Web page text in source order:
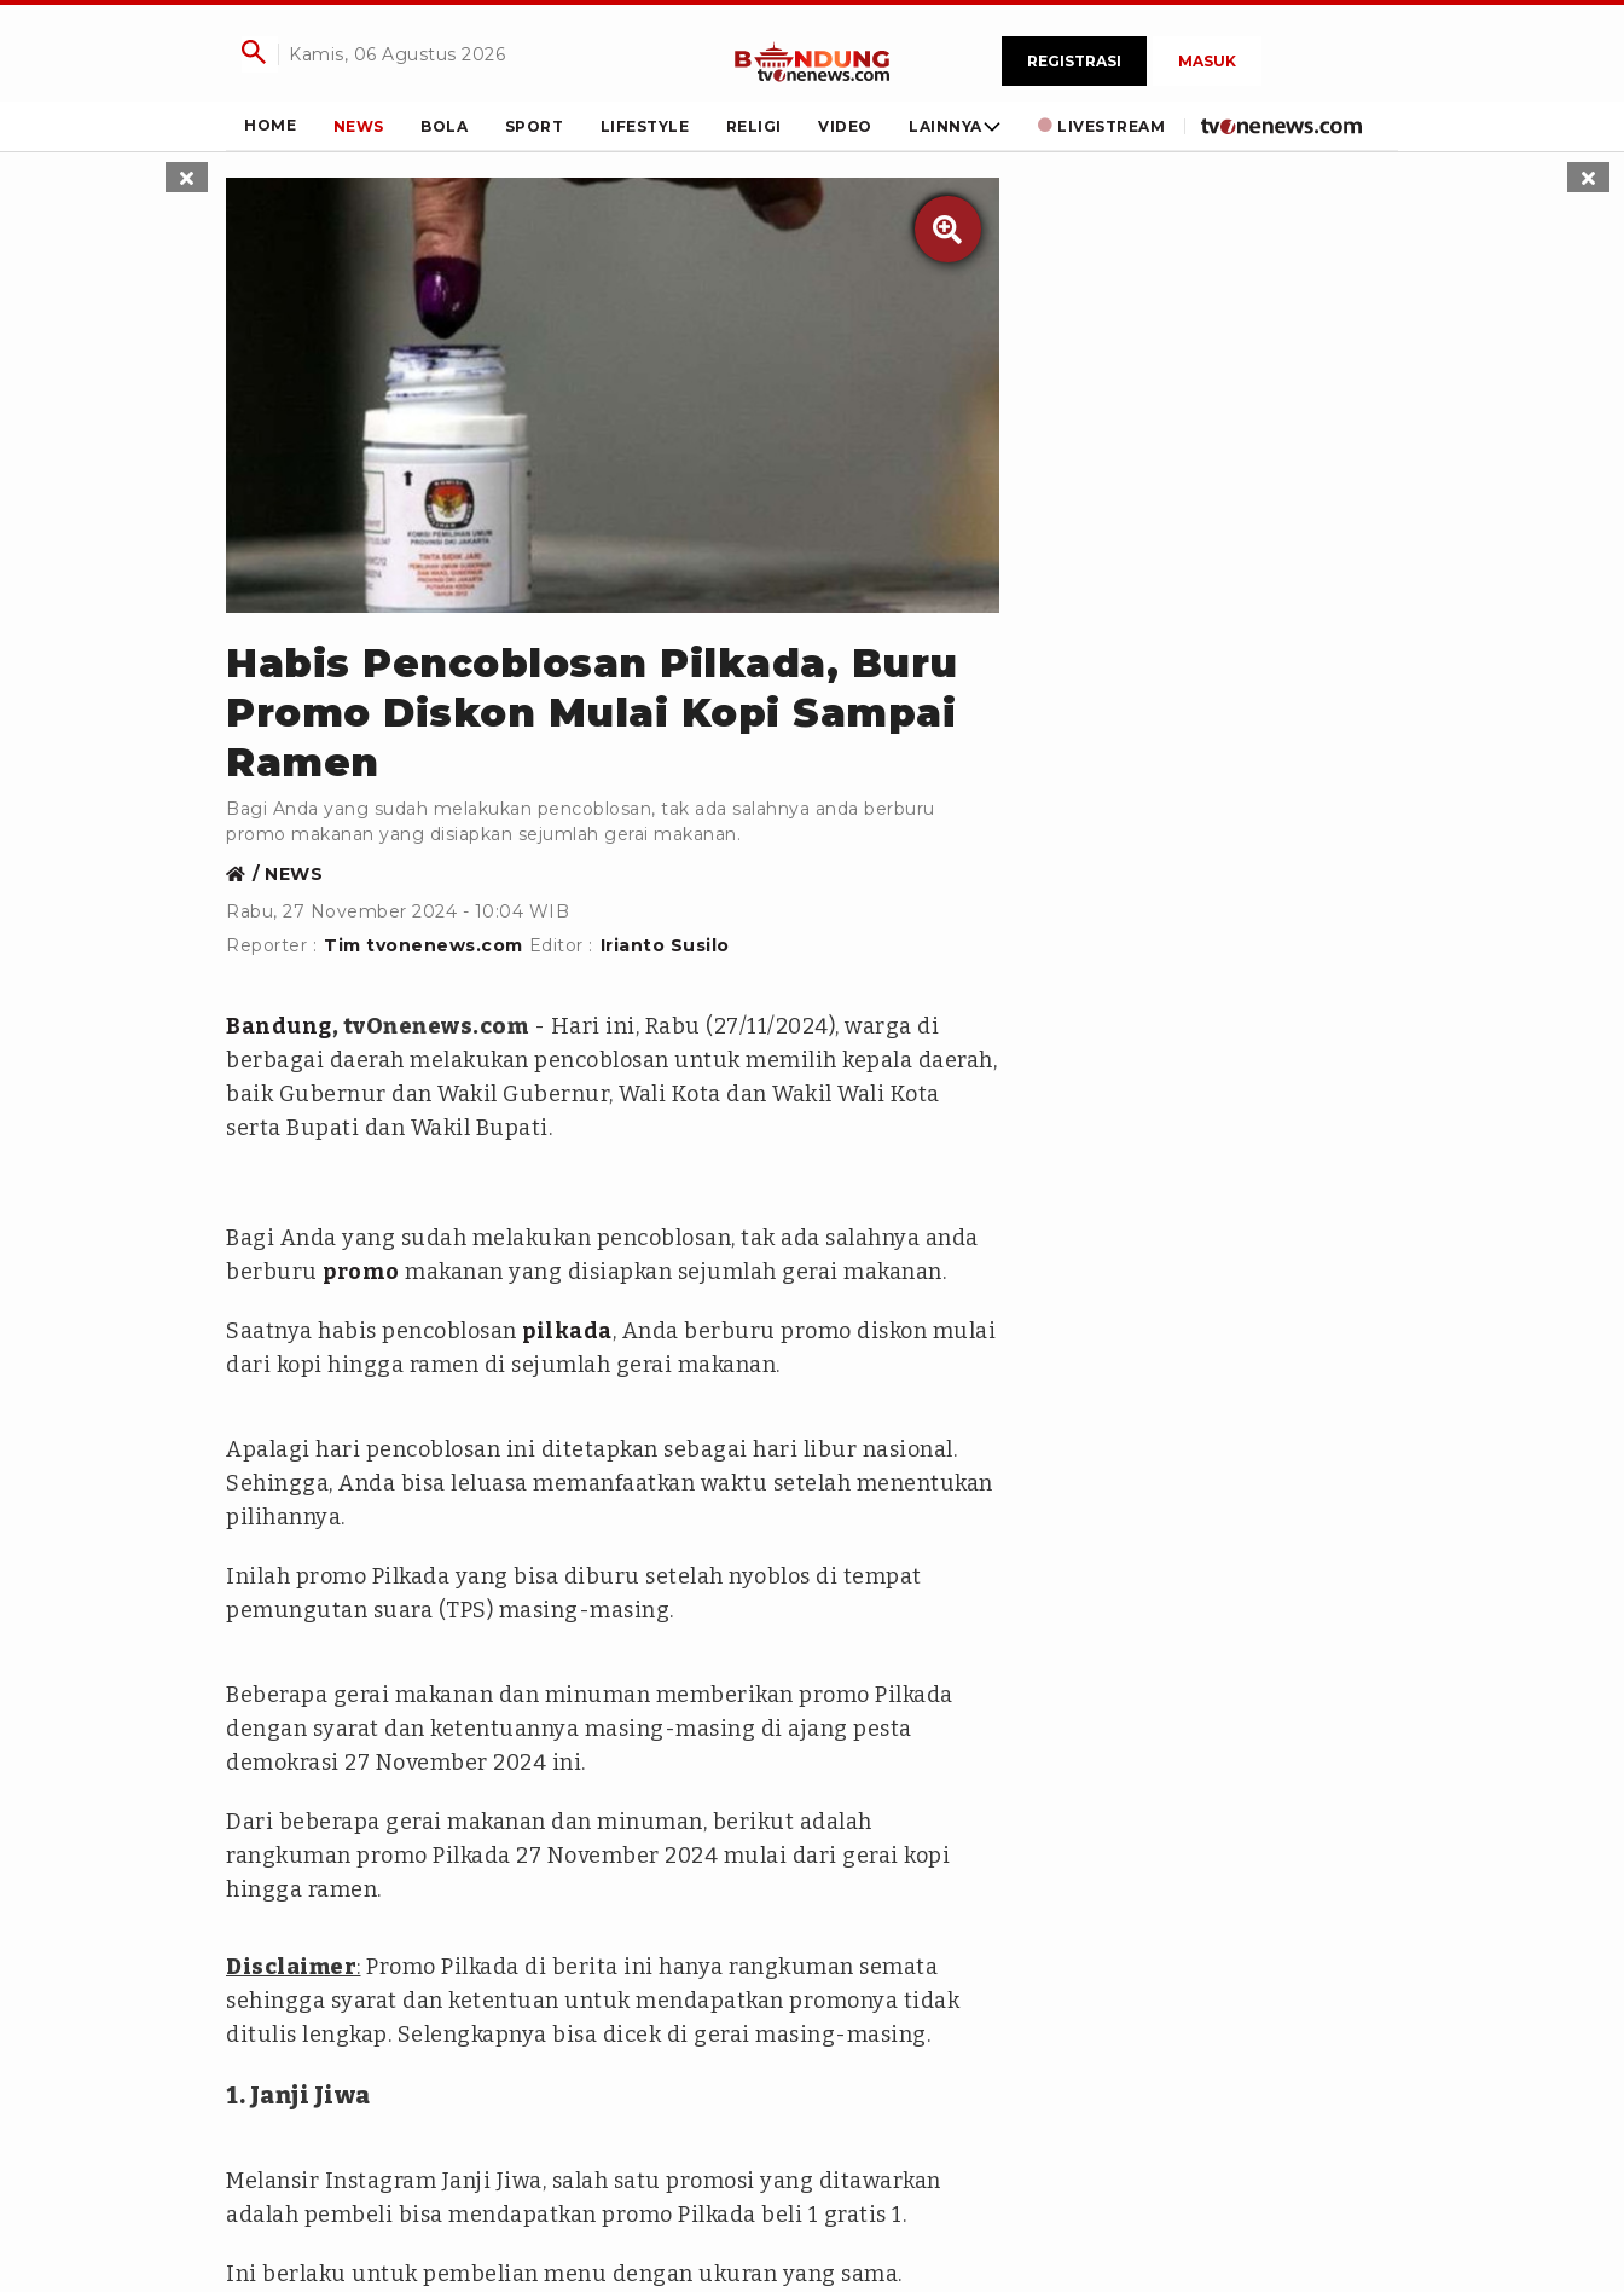
Kamis, 06 Agustus 2026 REGISTRASI MASUK
HOME NEWS BOLA SPORT LIFESTYLE RELIGI VIDEO LAINNYA LIVESTREAM

ANTARA
Habis Pencoblosan Pilkada, Buru
Promo Diskon Mulai Kopi Sampai
Ramen
Bagi Anda yang sudah melakukan pencoblosan, tak ada salahnya anda berburu
promo makanan yang disiapkan sejumlah gerai makanan.
NEWS
Rabu, 27 November 2024 - 10:04 WIB
Reporter : Tim tvonenews.com Editor : Irianto Susilo
Bandung, tvOnenews.com - Hari ini, Rabu (27/11/2024), warga di
berbagai daerah melakukan pencoblosan untuk memilih kepala daerah,
baik Gubernur dan Wakil Gubernur, Wali Kota dan Wakil Wali Kota
serta Bupati dan Wakil Bupati.
Bagi Anda yang sudah melakukan pencoblosan, tak ada salahnya anda
berburu promo makanan yang disiapkan sejumlah gerai makanan.
Saatnya habis pencoblosan pilkada, Anda berburu promo diskon mulai
dari kopi hingga ramen di sejumlah gerai makanan.
Apalagi hari pencoblosan ini ditetapkan sebagai hari libur nasional.
Sehingga, Anda bisa leluasa memanfaatkan waktu setelah menentukan
pilihannya.
Inilah promo Pilkada yang bisa diburu setelah nyoblos di tempat
pemungutan suara (TPS) masing-masing.
Beberapa gerai makanan dan minuman memberikan promo Pilkada
dengan syarat dan ketentuannya masing-masing di ajang pesta
demokrasi 27 November 2024 ini.
Dari beberapa gerai makanan dan minuman, berikut adalah
rangkuman promo Pilkada 27 November 2024 mulai dari gerai kopi
hingga ramen.
Disclaimer: Promo Pilkada di berita ini hanya rangkuman semata
sehingga syarat dan ketentuan untuk mendapatkan promonya tidak
ditulis lengkap. Selengkapnya bisa dicek di gerai masing-masing.
1. Janji Jiwa
Melansir Instagram Janji Jiwa, salah satu promosi yang ditawarkan
adalah pembeli bisa mendapatkan promo Pilkada beli 1 gratis 1.
Ini berlaku untuk pembelian menu dengan ukuran yang sama.